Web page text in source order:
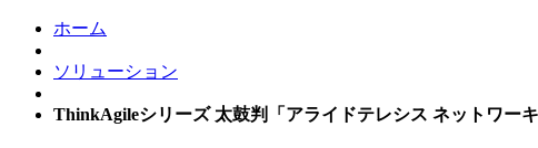
ホーム
ソリューション
ThinkAgileシリーズ 太鼓判「アライドテレシス ネットワー